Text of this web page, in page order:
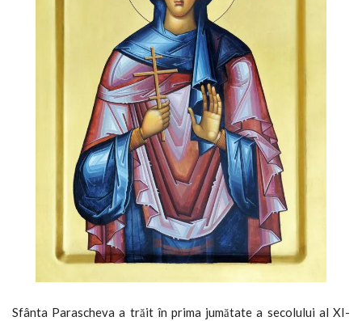
Sfânta Parascheva a trăit în prima jumătate a secolului al XI-